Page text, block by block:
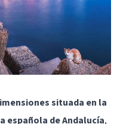
situada en la
española de Andalucía,